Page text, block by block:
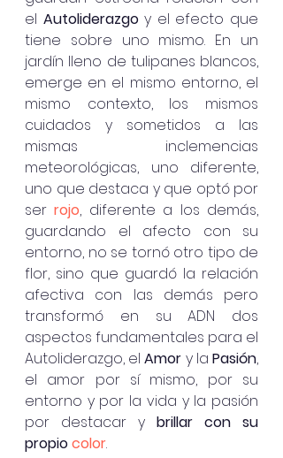
el Autoliderazgo y el efecto que
tiene sobre uno mismo. En un
jardín lleno de tulipanes blancos,
emerge en el mismo entorno, el
mismo contexto, los mismos
cuidados y sometidos a las
mismas inclemencias
meteorológicas, uno diferente,
uno que destaca y que optó por
ser rojo, diferente a los demás,
guardando el afecto con su
entorno, no se tornó otro tipo de
flor, sino que guardó la relación
afectiva con las demás pero
transformó en su ADN dos
aspectos fundamentales para el
Autoliderazgo, el Amor y la Pasión,
el amor por sí mismo, por su
entorno y por la vida y la pasión
por destacar y brillar con su
propio color.